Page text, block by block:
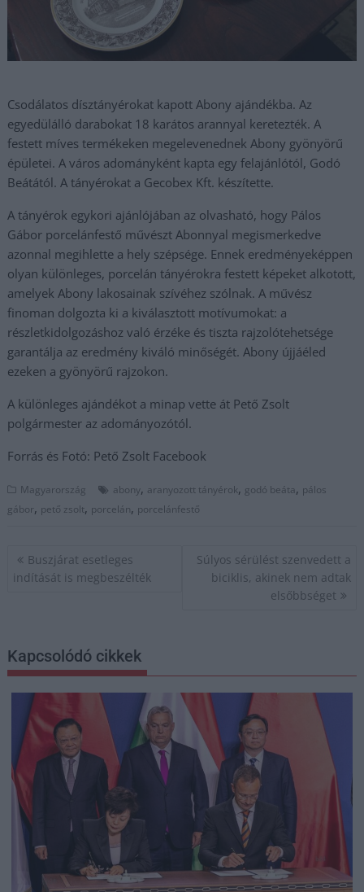
Csodálatos dísztányérokat kapott Abony ajándékba. Az
egyedülálló darabokat 18 karátos arannyal keretezték. A
festett míves termékeken megelevenednek Abony gyönyörű
épületei. A város adományként kapta egy felajánlótól, Godó
Beátától. A tányérokat a Gecobex Kft. készítette.
A tányérok egykori ajánlójában az olvasható, hogy Pálos
Gábor porcelánfestő művészt Abonnyal megismerkedve
azonnal megihlette a hely szépsége. Ennek eredményeképpen
olyan különleges, porcelán tányérokra festett képeket alkotott,
amelyek Abony lakosainak szívéhez szólnak. A művész
finoman dolgozta ki a kiválasztott motívumokat: a
részletkidolgozáshoz való érzéke és tiszta rajzolótehetsége
garantálja az eredmény kiváló minőségét. Abony újjáéled
ezeken a gyönyörű rajzokon.
A különleges ajándékot a minap vette át Pető Zsolt
polgármester az adományozótól.
Forrás és Fotó: Pető Zsolt Facebook
Magyarország abony, aranyozott tányérok, godó beáta, pálos
gábor, pető zsolt, porcelán, porcelánfestő
Bejegyzés
navigáció
Buszjárat esetleges
indítását is megbeszélték
Súlyos sérülést szenvedett a
biciklis, akinek nem adtak
elsőbbséget
Kapcsolódó cikkek